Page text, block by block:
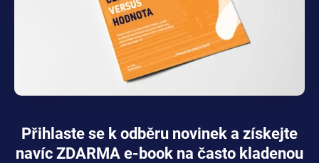
Přihlaste se k odběru novinek a získejte
navíc ZDARMA e-book na často kladenou